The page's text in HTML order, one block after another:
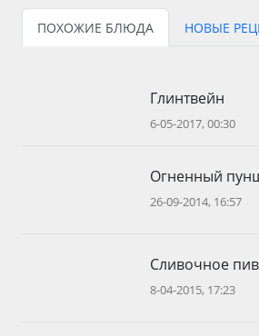
ПОХОЖИЕ БЛЮДА НОВЫЕ
Глинтвейн
6-05-2017, 00:30
Огненный
26-09-2014, 16:57
Сливочное
8-04-2015, 17:23